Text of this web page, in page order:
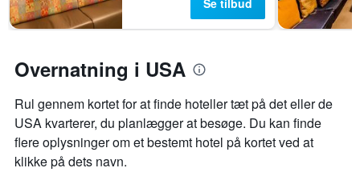
Se tilbud
Overnatning i USA
Rul gennem kortet for at finde hoteller tæt på det eller de
USA kvarterer, du planlægger at besøge. Du kan finde
flere oplysninger om et bestemt hotel på kortet ved at
klikke på dets navn.